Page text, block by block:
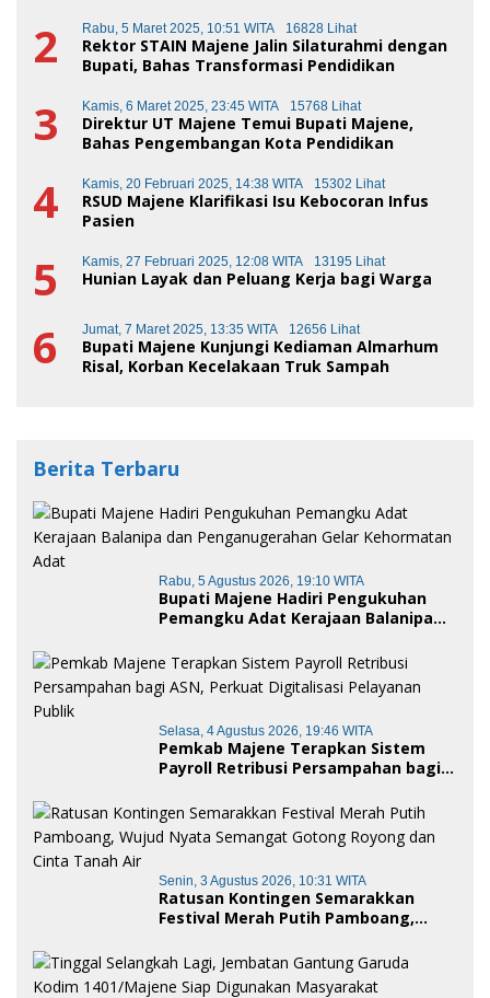
2 Rabu, 5 Maret 2025, 10:51 WITA 16828 Lihat
Rektor STAIN Majene Jalin Silaturahmi dengan
Bupati, Bahas Transformasi Pendidikan
3 Kamis, 6 Maret 2025, 23:45 WITA 15768 Lihat
Direktur UT Majene Temui Bupati Majene,
Bahas Pengembangan Kota Pendidikan
4 Kamis, 20 Februari 2025, 14:38 WITA 15302 Lihat
RSUD Majene Klarifikasi Isu Kebocoran Infus
Pasien
5 Kamis, 27 Februari 2025, 12:08 WITA 13195 Lihat
Hunian Layak dan Peluang Kerja bagi Warga
6 Jumat, 7 Maret 2025, 13:35 WITA 12656 Lihat
Bupati Majene Kunjungi Kediaman Almarhum
Risal, Korban Kecelakaan Truk Sampah
Berita Terbaru
Rabu, 5 Agustus 2026, 19:10 WITA
Bupati Majene Hadiri Pengukuhan
Pemangku Adat Kerajaan Balanipa
Kehormatan Adat
Selasa, 4 Agustus 2026, 19:46 WITA
Pemkab Majene Terapkan Sistem
Payroll Retribusi Persampahan bagi
Publik
Senin, 3 Agustus 2026, 10:31 WITA
Ratusan Kontingen Semarakkan
Festival Merah Putih Pamboang,
Royong dan Cinta Tanah Air